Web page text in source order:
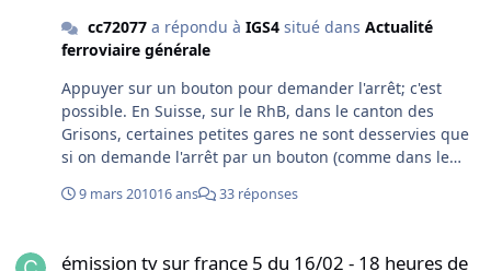
cc72077a répondu à IGS4situé dans Actualité
ferroviaire générale
Appuyer sur un bouton pour demander l'arrêt; c'est
possible. En Suisse, sur le RhB, dans le canton des
Grisons, certaines petites gares ne sont desservies que
si on demande l'arrêt par un bouton (comme dans le
Pour ceux qui ne connaissent pas, c'est sur une de ces
9 mars 201016 ans 33 réponses
émission tv sur france 5 du 16/02 - 18 heures de